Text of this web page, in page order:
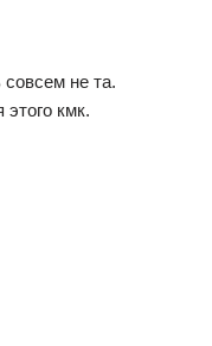
не та.
кмк.